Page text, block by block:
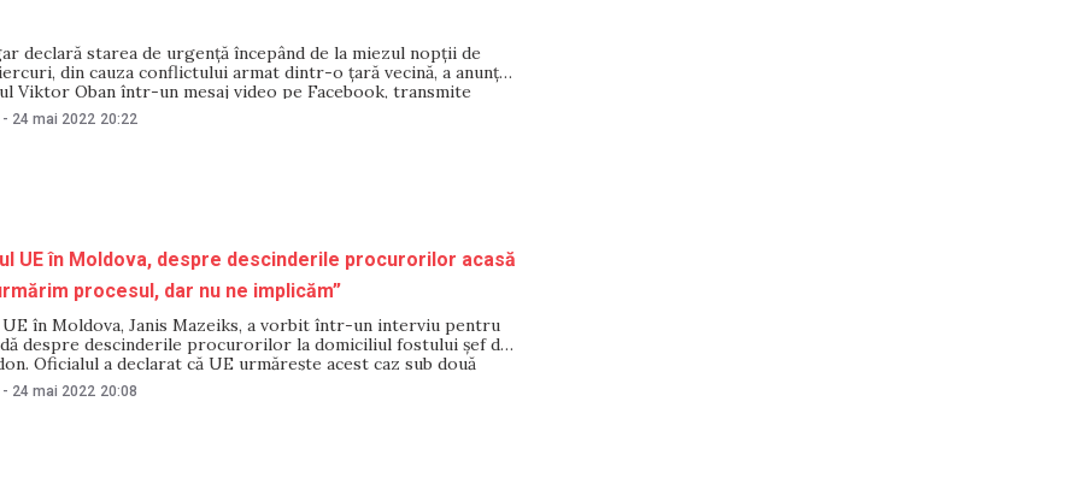
declară starea de urgenţă începând de la miezul nopţii de
din cauza conflictului armat dintr-o ţară vecină, a anunţat
Viktor Oban într-un mesaj video pe Facebook, transmite
a declarat că războiul din Ucraina prezintă un pericol
„Ungaria, siguranţa noastră fizică,
- 24 mai 2022 20:22
UE în Moldova, despre descinderile procurorilor acasă
procesul, dar nu ne implicăm”
UE în Moldova, Janis Mazeiks, a vorbit într-un interviu pentru
despre descinderile procurorilor la domiciliul fostului șef de
Oficialul a declarat că UE urmărește acest caz sub două
nu se implică. „Noi urmărim acest caz din două aspecte. Unul,
- 24 mai 2022 20:08